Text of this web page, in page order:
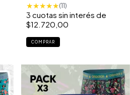
★★★★★(11)
3 cuotas sin interés de
$12.720,00
COMPRAR